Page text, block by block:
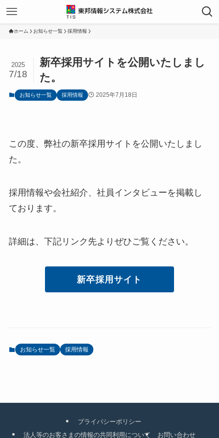
ホーム お知らせ一覧 採用情報
新卒採用サイトを公開いたしまし
た。
2025
7/18
お知らせ一覧 採用情報 2025年7月18日
この度、弊社の新卒採用サイトを公開いたしまし
た。
採用情報や会社紹介、社員インタビューを掲載し
ております。
詳細は、下記リンク先よりぜひご覧ください。
新卒採用サイト
お知らせ一覧 採用情報
プライバシーポリシー
法人等のお客さまの情報の共同利用について
お問い合わせ